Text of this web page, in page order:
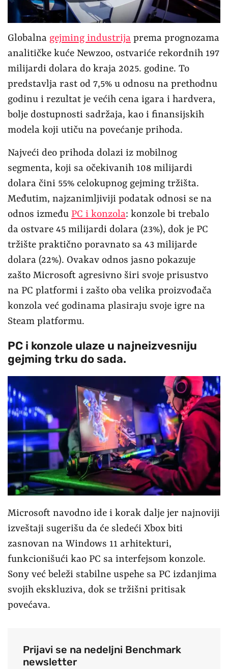
Globalna gejming industrija prema prognozama
analitičke kuće Newzoo, ostvariće rekordnih 197
milijardi dolara do kraja 2025. godine. To
predstavlja rast od 7,5% u odnosu na prethodnu
godinu i rezultat je većih cena igara i hardvera,
bolje dostupnosti sadržaja, kao i finansijskih
modela koji utiču na povećanje prihoda.
Najveći deo prihoda dolazi iz mobilnog
segmenta, koji sa očekivanih 108 milijardi
dolara čini 55% celokupnog gejming tržišta.
Međutim, najzanimljiviji podatak odnosi se na
odnos između PC i konzola: konzole bi trebalo
da ostvare 45 milijardi dolara (23%), dok je PC
tržište praktično poravnato sa 43 milijarde
dolara (22%). Ovakav odnos jasno pokazuje
zašto Microsoft agresivno širi svoje prisustvo
na PC platformi i zašto oba velika proizvođača
konzola već godinama plasiraju svoje igre na
Steam platformu.
PC i konzole ulaze u najneizvesniju
gejming trku do sada.
Microsoft navodno ide i korak dalje jer najnoviji
izveštaji sugerišu da će sledeći Xbox biti
zasnovan na Windows 11 arhitekturi,
funkcionišući kao PC sa interfejsom konzole.
Sony već beleži stabilne uspehe sa PC izdanjima
svojih ekskluziva, dok se tržišni pritisak
povećava.
Prijavi se na nedeljni Benchmark
newsletter